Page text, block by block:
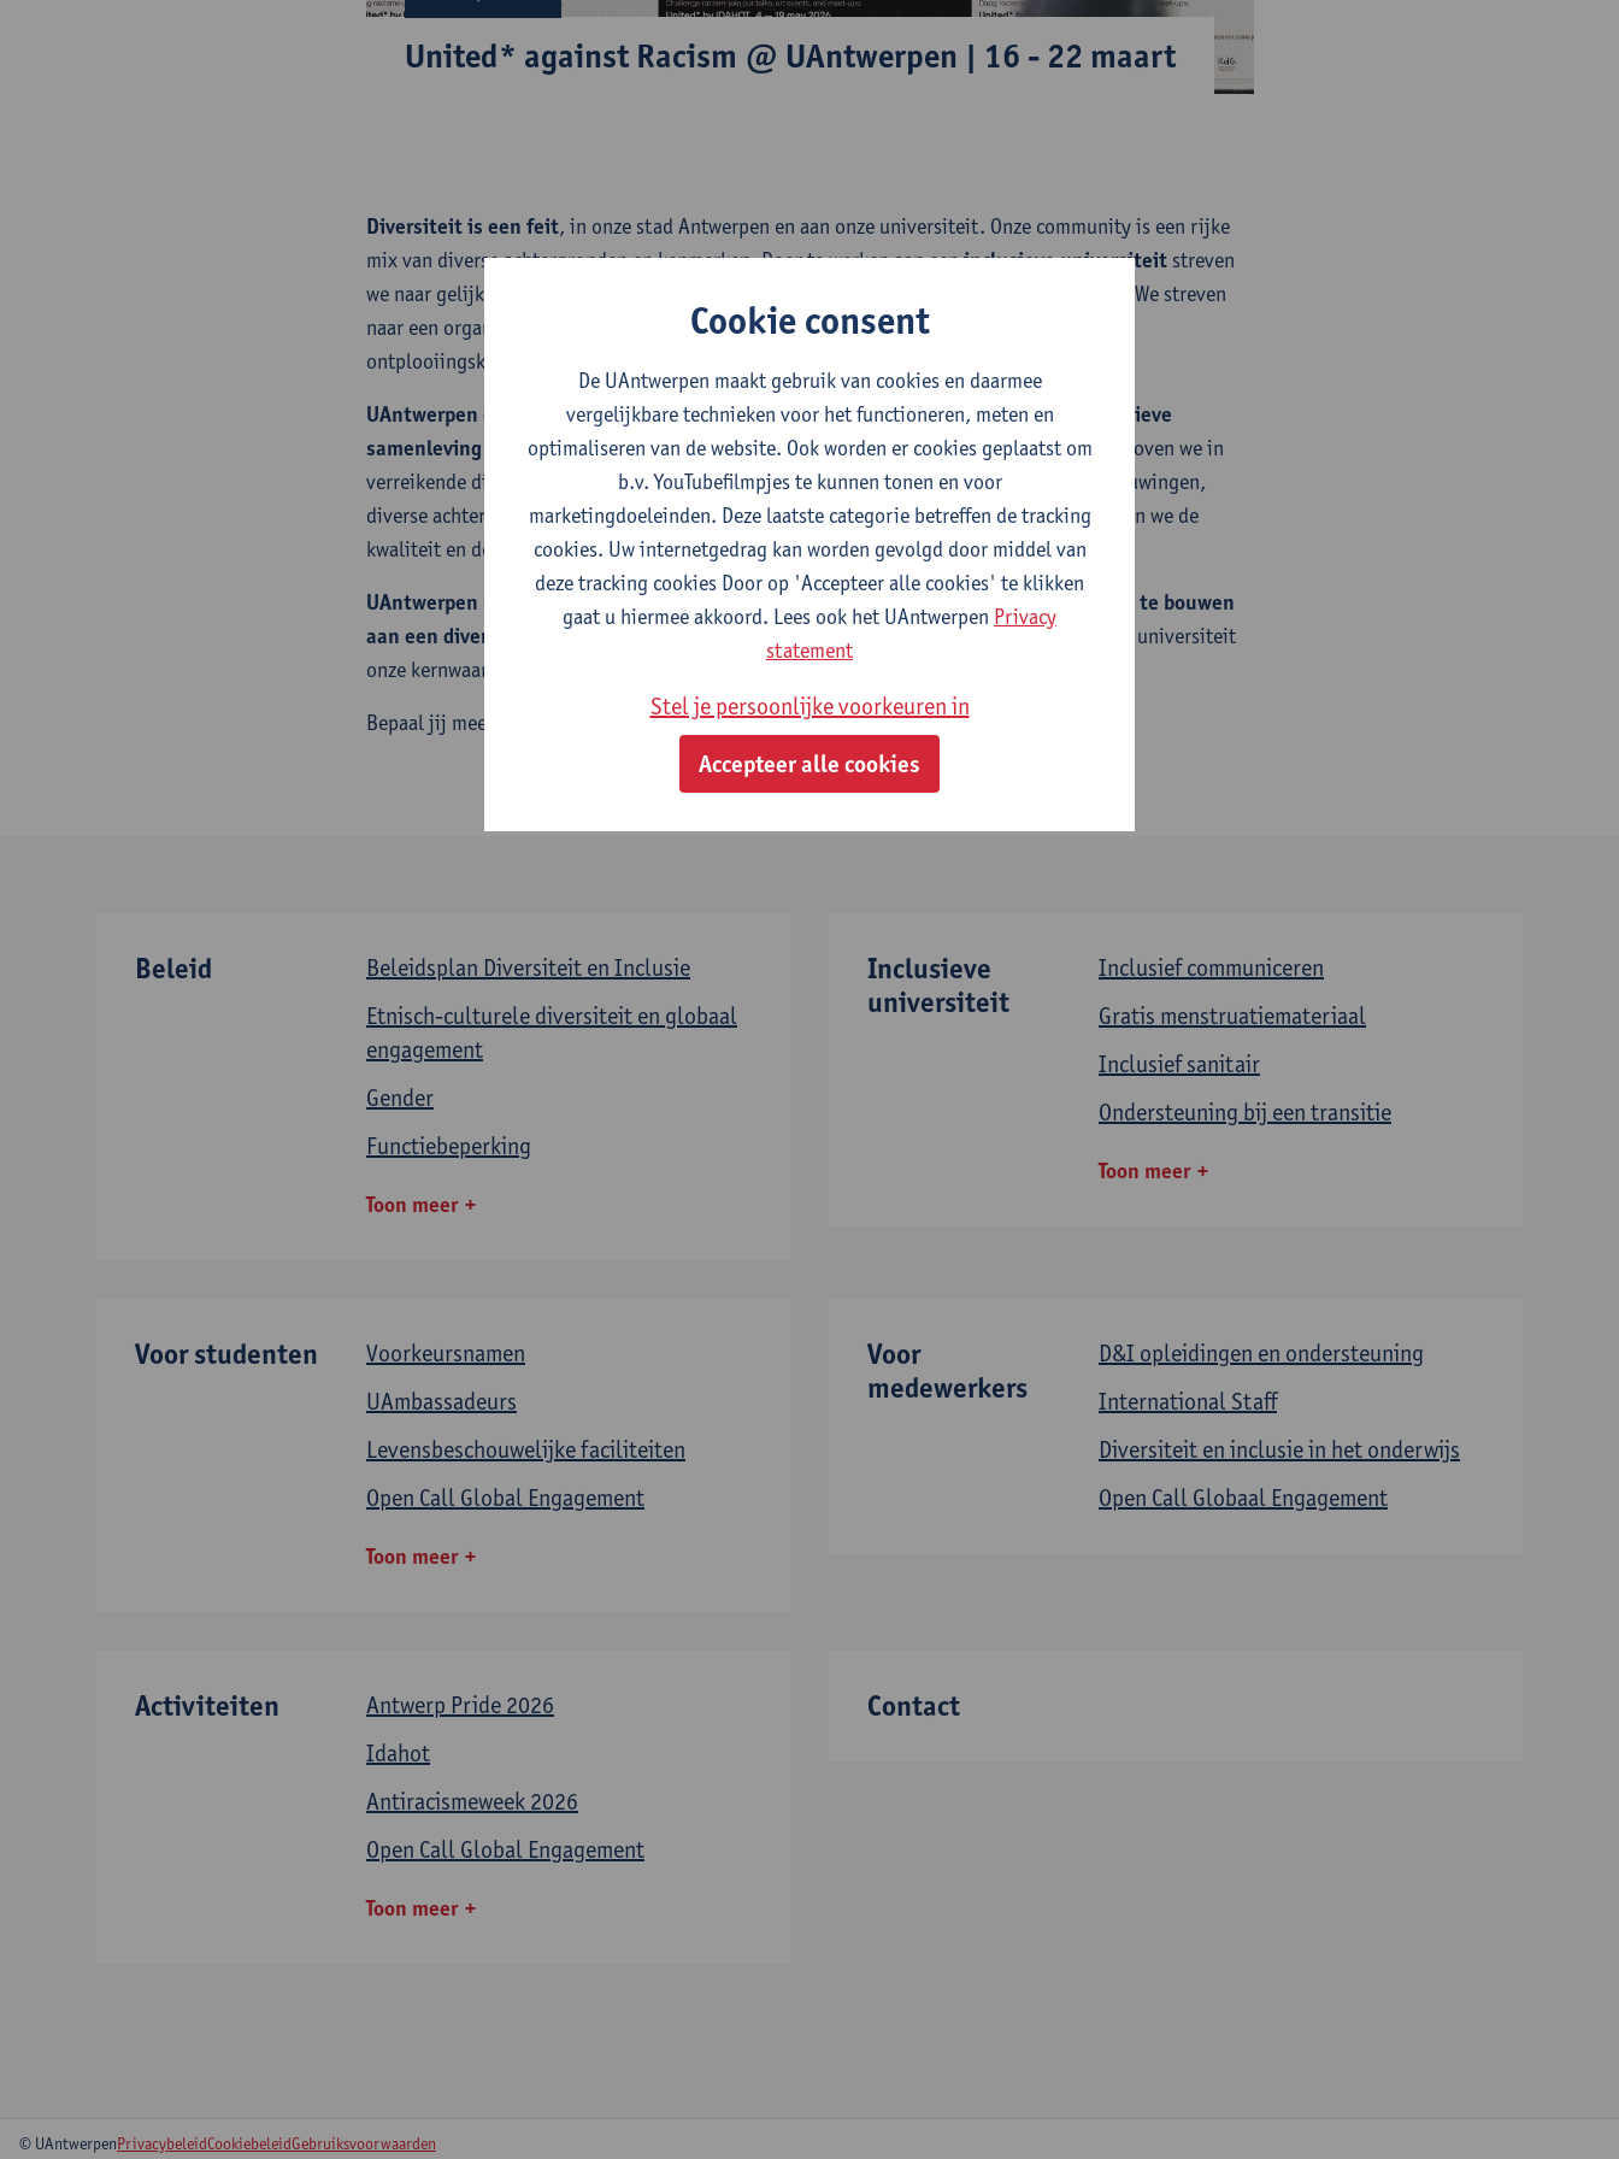
United* against Racism @ UAntwerpen | 16 - 22 maart
Diversiteit is een feit, in onze stad Antwerpen en aan onze universiteit. Onze community is een rijke
mix van diverse achtergronden en kenmerken. Door te werken aan eeninclusieve universiteitstreven
we naar gelijkwaardige kansen voor onze toekomstige en huidige studenten en personeel. We streven
naar een organisatie waar iedereen zich thuis voelt en waarbinnen iedereen maximale
ontplooiingskansen krijgt.
UAntwerpen draagt bij aan een duurzame wereld en aan een democratische en inclusieve
samenleving gefundeerd op de mensenrechten.Als actief pluralistische universiteit geloven we in
verreikende dialoog door het samenbrengen van verschillende opvattingen, levensbeschouwingen,
diverse achtergronden en kenmerken. Door in te zetten opdiversiteit en inclusieverhogen we de
kwaliteit en democratisering van ons onderzoek, onderwijs en dienstverlening.
UAntwerpen nodigt iedereen uit om deel te nemen aan onze inspanningen en samen te bouwen
aan een diverse en inclusieve universiteit.
Op deze website leer je meer over hoe we als universiteit
onze kernwaarde diversiteit en inclusie in de praktijk omzetten.
Bepaal jij mee de toekomst?
Beleid
Beleidsplan Diversiteit en Inclusie
Etnisch-culturele diversiteit en globaal
engagement
Gender
Functiebeperking
Toon meer
Inclusieve
universiteit
Inclusief communiceren
Gratis menstruatiemateriaal
Inclusief sanitair
Ondersteuning bij een transitie
Toon meer
Voor studenten
Voorkeursnamen
UAmbassadeurs
Levensbeschouwelijke faciliteiten
Open Call Global Engagement
Toon meer
Voor
medewerkers
D&I opleidingen en ondersteuning
International Staff
Diversiteit en inclusie in het onderwijs
Open Call Globaal Engagement
Activiteiten
Antwerp Pride 2026
Idahot
Antiracismeweek 2026
Open Call Global Engagement
Toon meer
Contact
© UAntwerpenPrivacybeleidCookiebeleidGebruiksvoorwaarden
Cookie consent
De UAntwerpen maakt gebruik van cookies en daarmee
vergelijkbare technieken voor het functioneren, meten en
optimaliseren van de website. Ook worden er cookies geplaatst om
b.v. YouTubefilmpjes te kunnen tonen en voor
marketingdoeleinden. Deze laatste categorie betreffen de tracking
cookies. Uw internetgedrag kan worden gevolgd door middel van
deze tracking cookies Door op 'Accepteer alle cookies' te klikken
gaat u hiermee akkoord. Lees ook het UAntwerpen Privacy
statement
Stel je persoonlijke voorkeuren in
Accepteer alle cookies